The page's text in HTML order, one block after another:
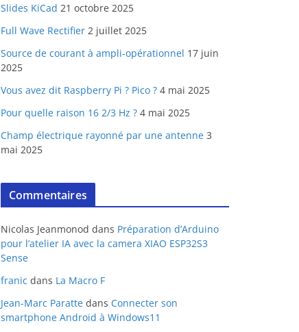
Slides KiCad 21 octobre 2025
Full Wave Rectifier 2 juillet 2025
Source de courant à ampli-opérationnel 17 juin
2025
Vous avez dit Raspberry Pi ? Pico ? 4 mai 2025
Pour quelle raison 16 2/3 Hz ? 4 mai 2025
Champ électrique rayonné par une antenne 3
mai 2025
Commentaires
Nicolas Jeanmonod dans Préparation d’Arduino
pour l’atelier IA avec la camera XIAO ESP32S3
Sense
franic dans La Macro F
Jean-Marc Paratte dans Connecter son
smartphone Android à Windows11